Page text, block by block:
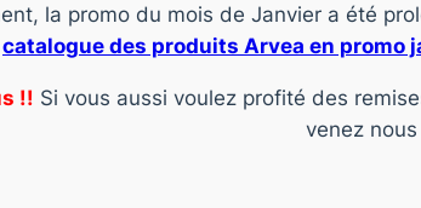
la promo du mois de Janvier a été
catalogue des produits Arvea en promo
!! Si vous aussi voulez profité des
venez